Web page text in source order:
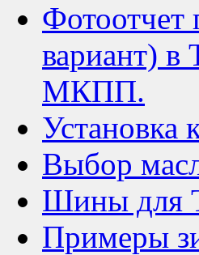
Фотоотчет
вариант) в
МКПП.
Установка
Выбор
Шины для
Примеры